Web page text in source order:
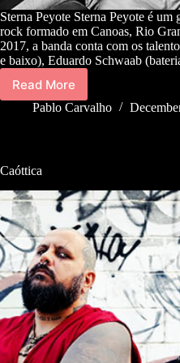
Sterna Peyote Sterna Peyote é um
rock formado em Canoas, Rio
2017, a banda conta com os
e baixo), Eduardo Schwaab
Read More
Pablo Carvalho
Caóttica